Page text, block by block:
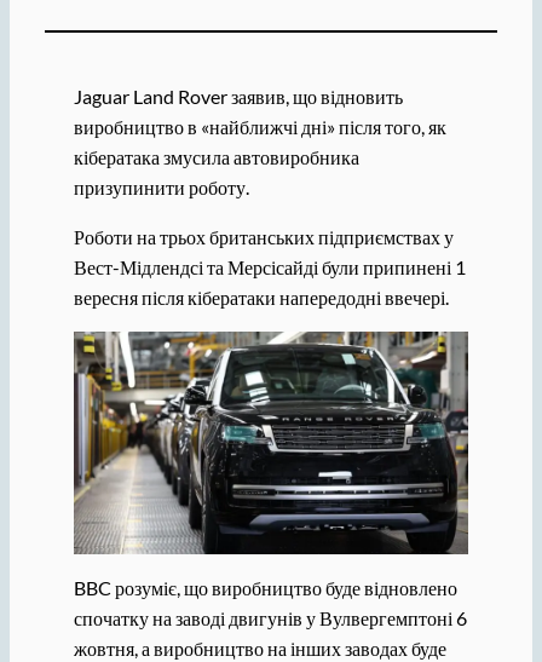
Jaguar Land Rover заявив, що відновить
виробництво в «найближчі дні» після того, як
кібератака змусила автовиробника
призупинити роботу.
Роботи на трьох британських підприємствах у
Вест-Мідлендсі та Мерсісайді були припинені 1
вересня після кібератаки напередодні ввечері.
BBC розуміє, що виробництво буде відновлено
спочатку на заводі двигунів у Вулвергемптоні 6
жовтня, а виробництво на інших заводах буде